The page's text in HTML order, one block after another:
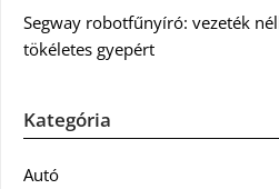
Segway robotfűnyíró: vezeték
tökéletes gyepért
Kategória
Autó